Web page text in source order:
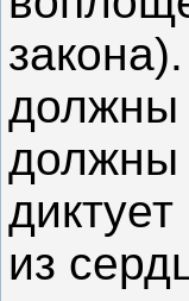
должны
из